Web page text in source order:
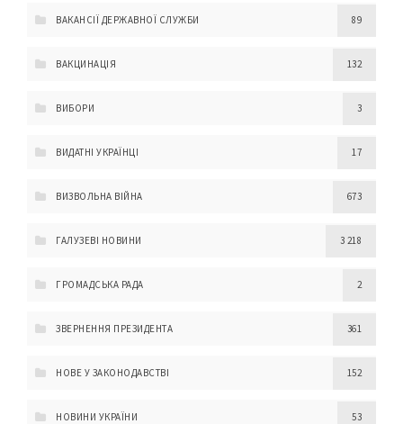
ВАКАНСІЇ ДЕРЖАВНОЇ СЛУЖБИ 89
ВАКЦИНАЦІЯ 132
ВИБОРИ 3
ВИДАТНІ УКРАЇНЦІ 17
ВИЗВОЛЬНА ВІЙНА 673
ГАЛУЗЕВІ НОВИНИ 3 218
ГРОМАДСЬКА РАДА 2
ЗВЕРНЕННЯ ПРЕЗИДЕНТА 361
НОВЕ У ЗАКОНОДАВСТВІ 152
НОВИНИ УКРАЇНИ 53